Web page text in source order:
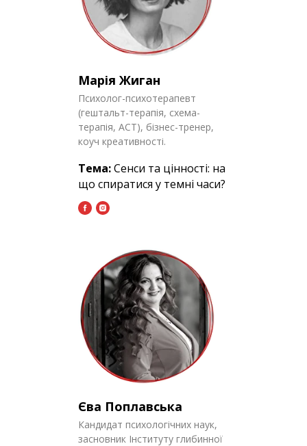
Марія Жиган
Психолог-психотерапевт
(гештальт-терапія, схема-
терапія, АСТ), бізнес-тренер,
коуч креативності.
Тема:Сенси та цінності: на
що спиратися у темні часи?
Єва Поплавська
Кандидат психологічних наук,
засновник Інституту глибинної